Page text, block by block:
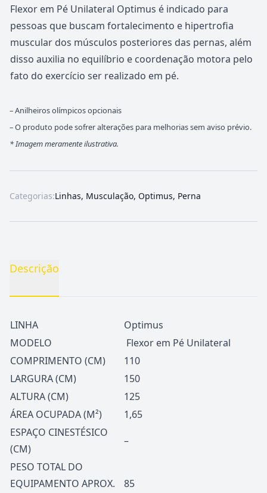
Flexor em Pé Unilateral Optimus é indicado para
pessoas que buscam fortalecimento e hipertrofia
muscular dos músculos posteriores das pernas, além
disso auxilia no equilíbrio e coordenação motora pelo
fato do exercício ser realizado em pé.
– Anilheiros olímpicos opcionais
– O produto pode sofrer alterações para melhorias sem aviso prévio.
*Imagem meramente ilustrativa.
Categorias:Linhas, Musculação, Optimus, Perna
Descrição
LINHA
Optimus
MODELO
Flexor em Pé Unilateral
COMPRIMENTO (CM)
110
LARGURA (CM)
150
ALTURA (CM)
125
ÁREA OCUPADA (M²)
1,65
ESPAÇO CINESTÉSICO
(CM)
–
PESO TOTAL DO
EQUIPAMENTO APROX.
85